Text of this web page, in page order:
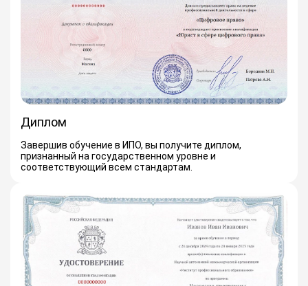
Диплом
Завершив обучение в ИПО, вы получите диплом,
признанный на государственном уровне и
соответствующий всем стандартам.